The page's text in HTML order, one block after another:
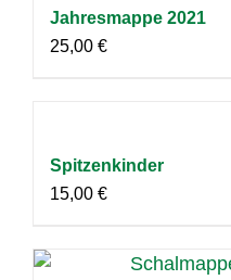
Jahresmappe 2021
25,00 €
Spitzenkinder
15,00 €